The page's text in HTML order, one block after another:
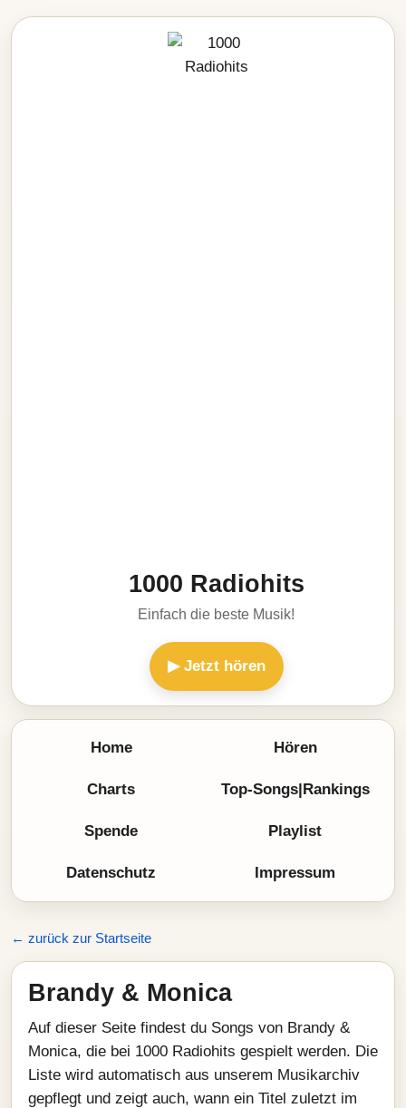
1000 Radiohits
Einfach die beste Musik!
▶ Jetzt hören
Home Hören
Charts Top-Songs|Rankings
Spende Playlist
Datenschutz Impressum
← zurück zur Startseite
Brandy & Monica
Auf dieser Seite findest du Songs von Brandy &
Monica, die bei 1000 Radiohits gespielt werden. Die
Liste wird automatisch aus unserem Musikarchiv
gepflegt und zeigt auch, wann ein Titel zuletzt im